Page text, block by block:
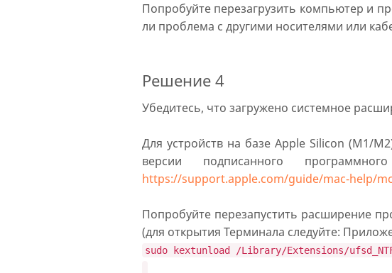
Попробуйте перезагрузить компьютер и
ли проблема с другими носителями или
Решение 4
Убедитесь, что загружено системное
Для устройств на базе Apple Silicon (M1/
версии подписанного
https://support.apple.com/guide/mac-help/
Попробуйте перезапустить расширение
(для открытия Терминала следуйте:
sudo kextunload /Library/Extensions/